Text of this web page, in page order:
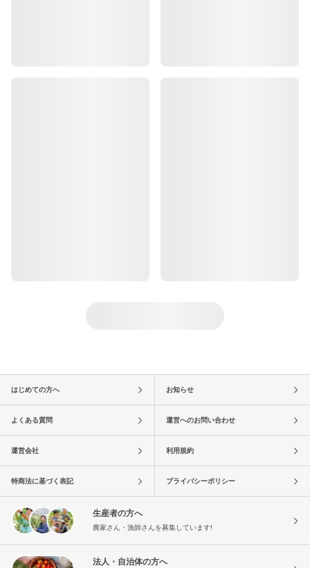
はじめての方へ お知らせ
よくある質問 運営へのお問い合わせ
運営会社 利用規約
特商法に基づく表記 プライバシーポリシー
生産者の方へ
農家さん・漁師さんを募集しています!
法人・自治体の方へ